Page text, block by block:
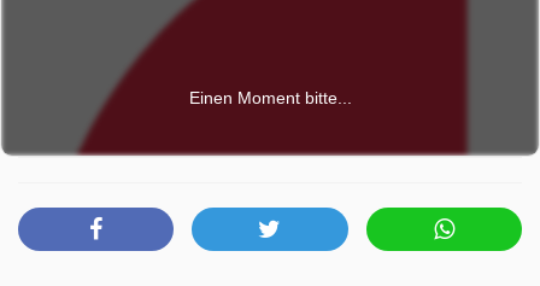
Einen Moment bitte...